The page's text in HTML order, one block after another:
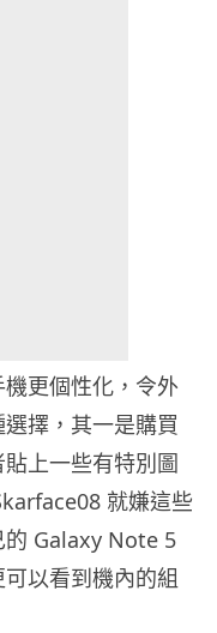
更個性化，令外
擇，其一是購買
上一些有特別圖
就嫌這些
的 Galaxy Note 5
以看到機內的組